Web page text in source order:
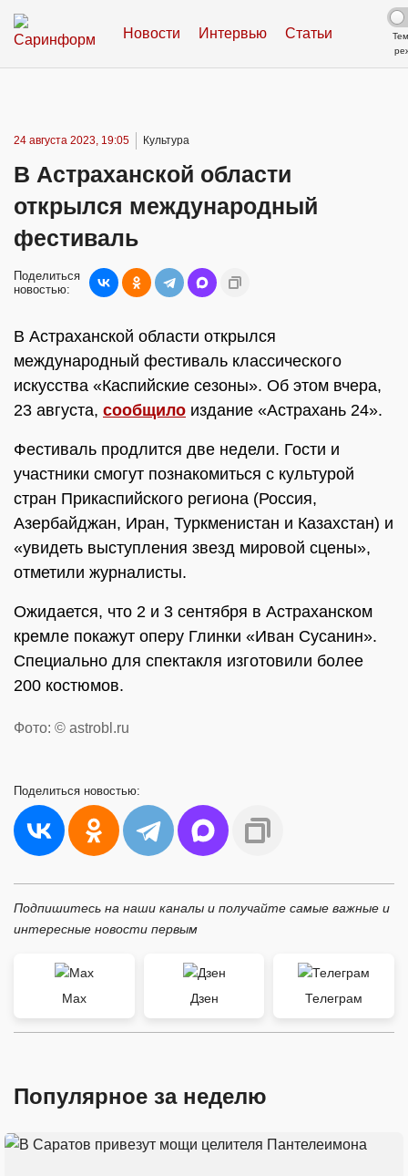
Новости Интервью Статьи
24 августа 2023, 19:05 Культура
В Астраханской области
открылся международный
фестиваль
Поделиться
новостью:
В Астраханской области открылся
международный фестиваль классического
искусства «Каспийские сезоны». Об этом вчера,
23 августа, сообщило издание «Астрахань 24».
Фестиваль продлится две недели. Гости и
участники смогут познакомиться с культурой
стран Прикаспийского региона (Россия,
Азербайджан, Иран, Туркменистан и Казахстан) и
«увидеть выступления звезд мировой сцены»,
отметили журналисты.
Ожидается, что 2 и 3 сентября в Астраханском
кремле покажут оперу Глинки «Иван Сусанин».
Специально для спектакля изготовили более
200 костюмов.
Фото: © astrobl.ru
Поделиться новостью:
Подпишитесь на наши каналы и получайте самые важные и
интересные новости первым
Max Дзен Телеграм
Популярное за неделю